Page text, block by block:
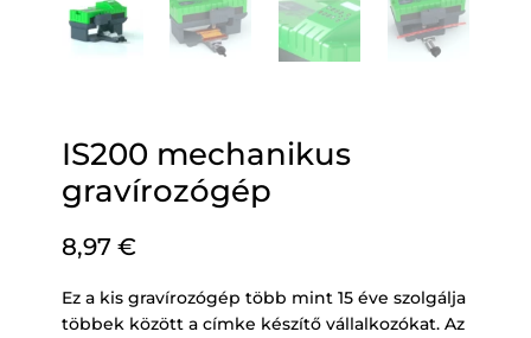
IS200 mechanikus
gravírozógép
8,97 €
Ez a kis gravírozógép több mint 15 éve szolgálja
többek között a címke készítő vállalkozókat. Az